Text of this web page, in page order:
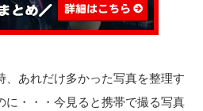
、あれだけ多かった写真を整理す
に・・・今見ると携帯で撮る写真